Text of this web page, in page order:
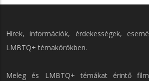
Hírek, információk, érdekességek,
LMBTQ+ témakörökben.
Meleg és LMBTQ+ témákat érintő